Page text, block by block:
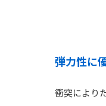
弾力性に
衝突により